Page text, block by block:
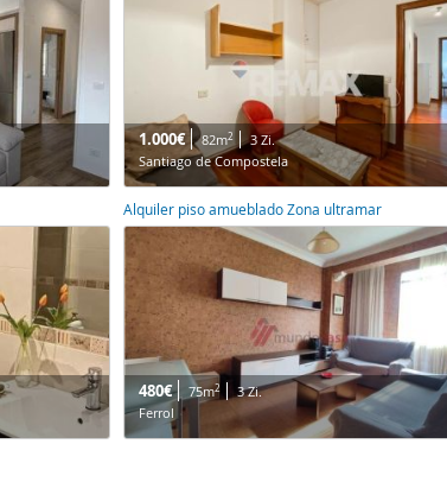
1.000€ 82m2
3 Zi.
Santiago de Compostela
Alquiler piso amueblado Zona ultramar
480€ 75m2
3 Zi.
Ferrol